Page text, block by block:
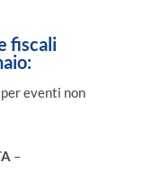
fiscali
eventi non
–